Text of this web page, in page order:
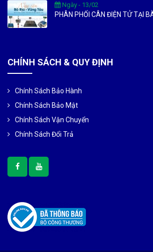
Ngày - 13/02
PHÂN PHỐI CÂN ĐIỆN TỬ TẠI
CHÍNH SÁCH & QUY ĐỊNH
Chính Sách Bảo Hành
Chính Sách Bảo Mật
Chính Sách Vận Chuyển
Chính Sách Đổi Trả